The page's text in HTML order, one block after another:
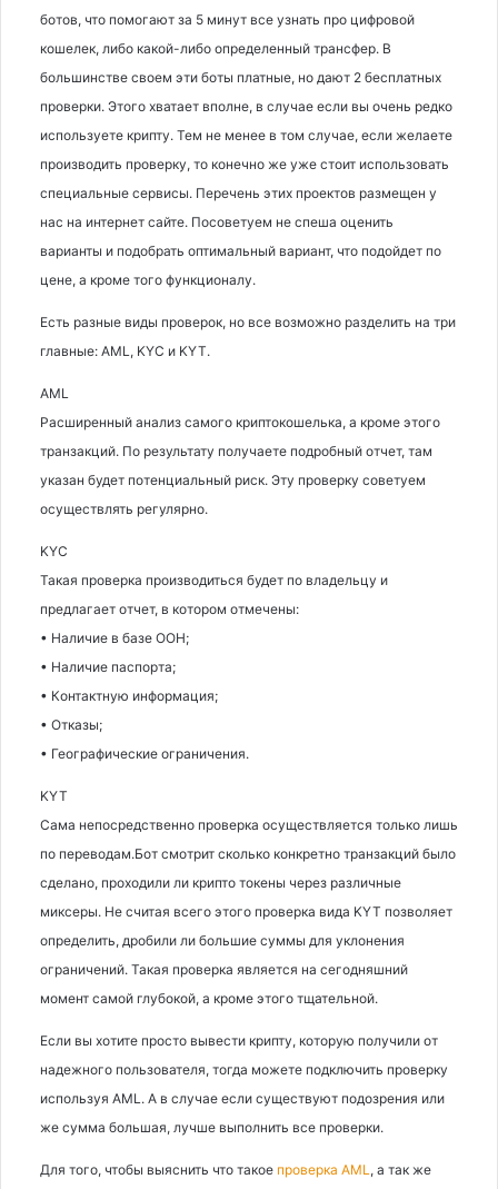
ботов, что помогают за 5 минут все узнать про цифровой
кошелек, либо какой-либо определенный трансфер. В
большинстве своем эти боты платные, но дают 2 бесплатных
проверки. Этого хватает вполне, в случае если вы очень редко
используете крипту. Тем не менее в том случае, если желаете
производить проверку, то конечно же уже стоит использовать
специальные сервисы. Перечень этих проектов размещен у
нас на интернет сайте. Посоветуем не спеша оценить
варианты и подобрать оптимальный вариант, что подойдет по
цене, а кроме того функционалу.
Есть разные виды проверок, но все возможно разделить на три
главные: AML, KYC и KYT.
AML
Расширенный анализ самого криптокошелька, а кроме этого
транзакций. По результату получаете подробный отчет, там
указан будет потенциальный риск. Эту проверку советуем
осуществлять регулярно.
KYC
Такая проверка производиться будет по владельцу и
предлагает отчет, в котором отмечены:
• Наличие в базе ООН;
• Наличие паспорта;
• Контактную информация;
• Отказы;
• Географические ограничения.
KYT
Сама непосредственно проверка осуществляется только лишь
по переводам.Бот смотрит сколько конкретно транзакций было
сделано, проходили ли крипто токены через различные
миксеры. Не считая всего этого проверка вида KYT позволяет
определить, дробили ли большие суммы для уклонения
ограничений. Такая проверка является на сегодняшний
момент самой глубокой, а кроме этого тщательной.
Если вы хотите просто вывести крипту, которую получили от
надежного пользователя, тогда можете подключить проверку
используя AML. А в случае если существуют подозрения или
же сумма большая, лучше выполнить все проверки.
Для того, чтобы выяснить что такое проверка AML, а так же